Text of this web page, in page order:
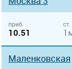
приб.
10.51
ст.
Маленковская